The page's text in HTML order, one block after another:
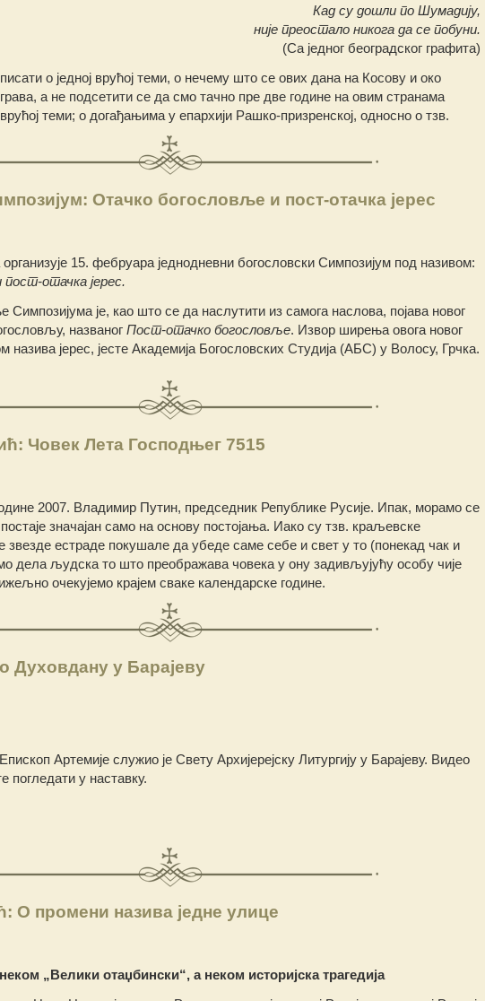
Кад су дошли по Шумадију,
није преостало никога да се побуни.
(Са једног београдског графита)
о једној врућој теми, о нечему што се ових дана на Косову и око
а не подсетити се да смо тачно пре две године на овим странама
врућој теми; о догађањима у епархији Рашко-призренској, односно о тзв.
Отачко богословље и пост-отачка јерес
15. фебруара једнодневни богословски Симпозијум под називом:
отачка јерес.
Симпозијума је, као што се да наслутити из самога наслова, појава новог
названог Пост-отачко богословље. Извор ширења овога новог
назива јерес, јесте Академија Богословских Студија (АБС) у Волосу, Грчка.
Човек Лета Господњег 7515
2007. Владимир Путин, председник Републике Русије. Ипак, морамо се
значајан само на основу постојања. Иако су тзв. краљевске
звезде естраде покушале да убеде саме себе и свет у то (понекад чак и
дела људска то што преображава човека у ону задивљујућу особу чије
очекујемо крајем сваке календарске године.
Духовдану у Барајеву
Артемије служио је Свету Архијерејску Литургију у Барајеву. Видео
погледати у наставку.
О промени назива једне улице
„Велики отаџбински“, а неком историјска трагедија